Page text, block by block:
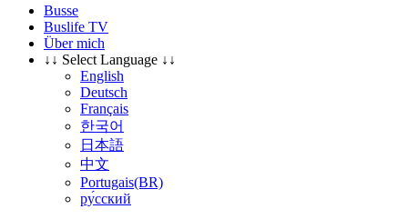
Busse
Buslife TV
Über mich
↓↓ Select Language ↓↓
English
Deutsch
Français
한국어
日本語
中文
Portugais(BR)
ру́сский